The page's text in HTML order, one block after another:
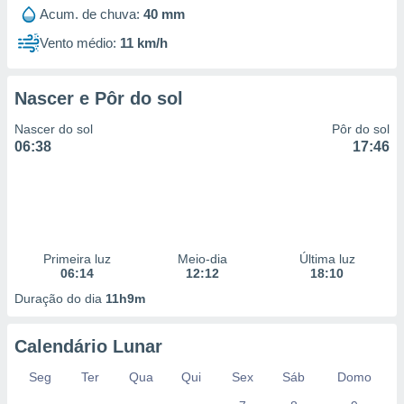
utilizar
criar
ou
fontes,
e melhorar
dados
Acum. de chuva: 40 mm
Vento médio: 11 km/h
Nascer e Pôr do sol
Nascer do sol
06:38
Pôr do sol
17:46
Primeira luz
06:14
Meio-dia
12:12
Última luz
18:10
Duração do dia 11h9m
Calendário Lunar
Seg Ter Qua Qui Sex Sáb
Domo